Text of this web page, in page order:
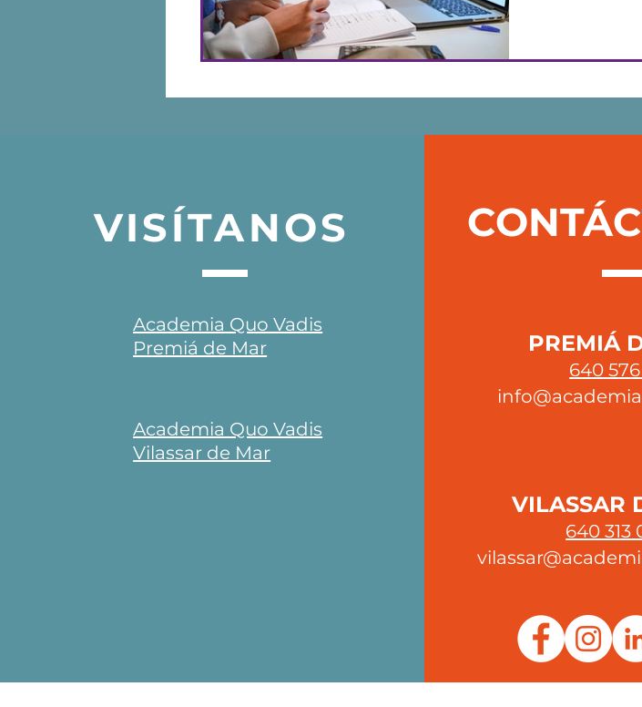
de estos
VISÍTANOS
Academia Quo Vadis
Premiá de Mar
Academia Quo Vadis
Vilassar de Mar
PREMIÁ
640
VILASSAR
640 313